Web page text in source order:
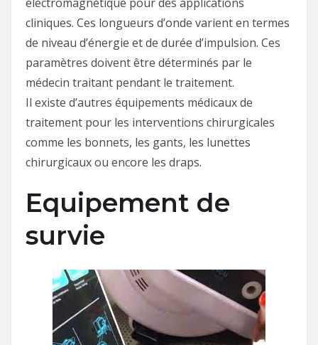
cliniques. Ces longueurs d’onde varient en termes
de niveau d’énergie et de durée d’impulsion. Ces
paramètres doivent être déterminés par le
médecin traitant pendant le traitement.
Il existe d’autres équipements médicaux de
traitement pour les interventions chirurgicales
comme les bonnets, les gants, les lunettes
chirurgicaux ou encore les draps.
Equipement de
survie